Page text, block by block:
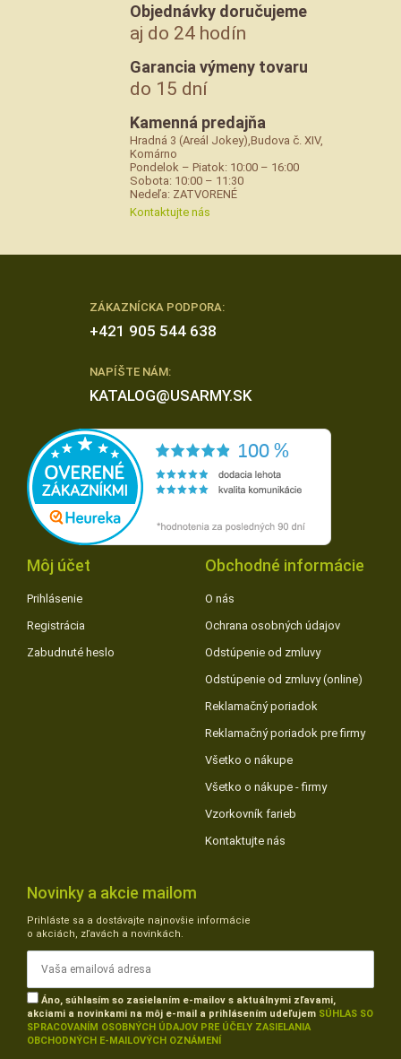
Objednávky doručujeme
aj do 24 hodín
Garancia výmeny tovaru
do 15 dní
Kamenná predajňa
Hradná 3 (Areál Jokey),Budova č. XIV,
Komárno
Pondelok – Piatok: 10:00 – 16:00
Sobota: 10:00 – 11:30
Nedeľa: ZATVORENÉ
Kontaktujte nás
ZÁKAZNÍCKA PODPORA:
+421 905 544 638
NAPÍŠTE NÁM:
KATALOG@USARMY.SK
Môj účet
Prihlásenie
Registrácia
Zabudnuté heslo
Obchodné informácie
O nás
Ochrana osobných údajov
Odstúpenie od zmluvy
Odstúpenie od zmluvy (online)
Reklamačný poriadok
Reklamačný poriadok pre firmy
Všetko o nákupe
Všetko o nákupe - firmy
Vzorkovník farieb
Kontaktujte nás
Novinky a akcie mailom
Prihláste sa a dostávajte najnovšie informácie
o akciách, zľavách a novinkách.
Áno, súhlasím so zasielaním e-mailov s aktuálnymi zľavami,
akciami a novinkami na môj e-mail a prihlásením udeľujem SÚHLAS SO
SPRACOVANÍM OSOBNÝCH ÚDAJOV PRE ÚČELY ZASIELANIA
OBCHODNÝCH E-MAILOVÝCH OZNÁMENÍ